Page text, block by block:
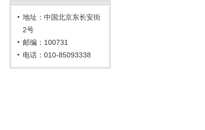
地址：中国北京东长安街
2号
邮编：100731
电话：010-85093338